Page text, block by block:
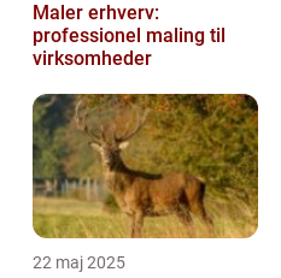
Maler erhverv:
professionel maling til
virksomheder
22 maj 2025